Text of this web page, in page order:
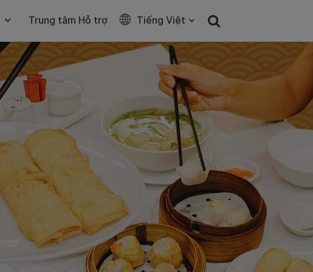
Trung tâm Hỗ trợ Tiếng Việt